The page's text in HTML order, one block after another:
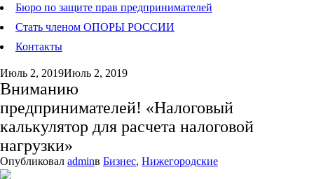
Бюро по защите прав предпринимателей
Стать членом ОПОРЫ РОССИИ
Контакты
Июль 2, 2019Июль 2, 2019
Вниманию
предпринимателей! «Налоговый
калькулятор для расчета налоговой
нагрузки»
Опубликовал adminв Бизнес, Нижегородские